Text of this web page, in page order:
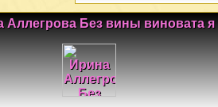
Аллегрова Без вины виновата я